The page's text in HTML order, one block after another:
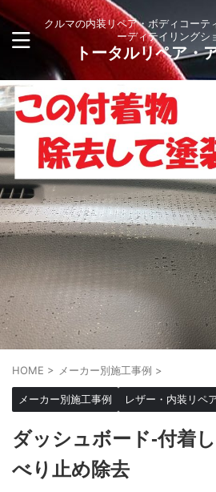
クルマの内装リペア・ボディコーテ
ーディテイリングシ
トータルリペア・
HOME > メーカー別施工事例 >
メーカー別施工事例 レザー・内装リペ
ダッシュボード-付着
べり止め除去